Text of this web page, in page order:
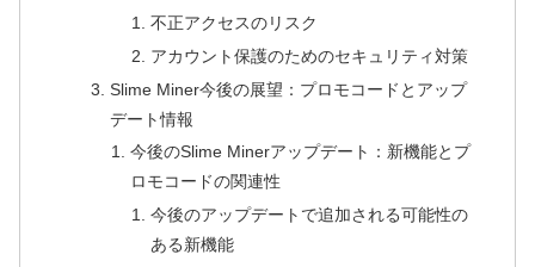
不正アクセスのリスク
アカウント保護のためのセキュリティ対策
Slime Miner今後の展望：プロモコードとアップ
デート情報
今後のSlime Minerアップデート：新機能とプ
ロモコードの関連性
今後のアップデートで追加される可能性の
ある新機能